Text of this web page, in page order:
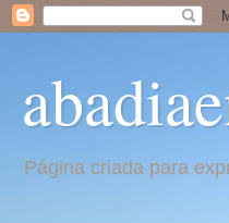
Página criada para